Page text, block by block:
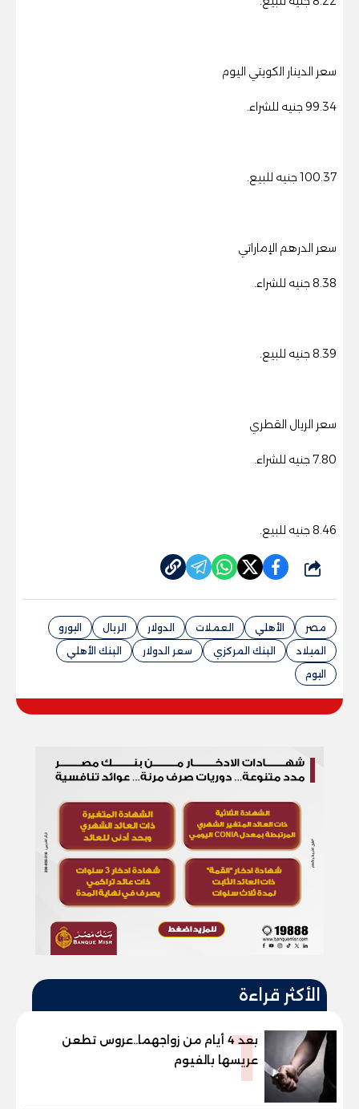
سعر الدينار الكويتي اليوم
99.34 جنيه للشراء.
100.37 جنيه للبيع.
سعر الدرهم الإماراتي
8.38 جنيه للشراء.
8.39 جنيه للبيع.
سعر الريال القطري
7.80 جنيه للشراء.
8.46 جنيه للبيع.
شارك
مصر الأهلي العملات الدولار الريال
اليورو
الميلاد
البنك المركزي سعر الدولار
البنك الأهلي
اليوم
الأكثر قراءة
1
بعد 4 أيام من زواجهما..عروس تطعن
عريسها بالفيوم